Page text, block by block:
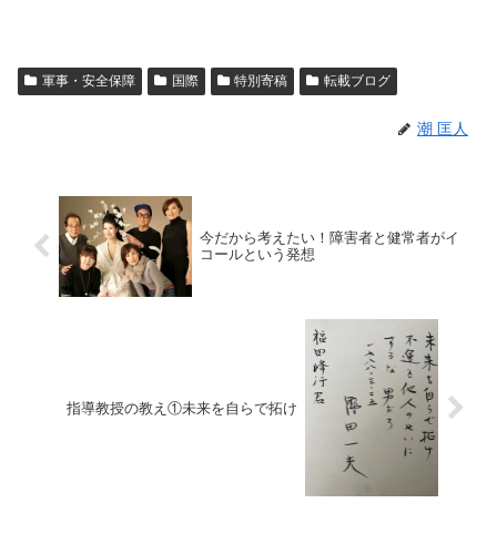
軍事・安全保障 国際 特別寄稿 転載ブログ
潮 匡人
今だから考えたい！障害者と健常者がイ
コールという発想
指導教授の教え①未来を自らで拓け